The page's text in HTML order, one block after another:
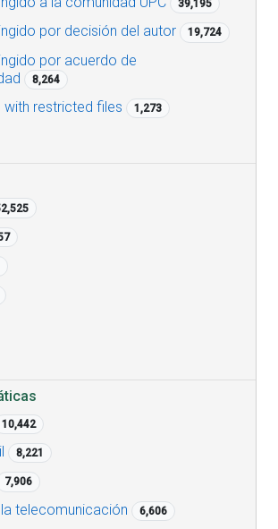
39,195
por decisión del autor 19,724
por acuerdo de
8,264
with restricted files 1,273
10,442
8,221
7,906
telecomunicación 6,606